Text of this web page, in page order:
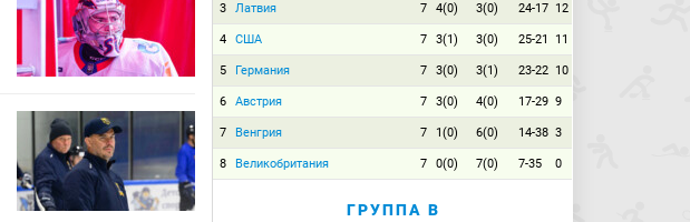
3 Латвия 7 4(0) 3(0) 24-17 12
4 США 7 3(1) 3(0) 25-21 11
5 Германия 7 3(0) 3(1) 23-22 10
6 Австрия 7 3(0) 4(0) 17-29 9
7 Венгрия 7 1(0) 6(0) 14-38 3
8 Великобритания 7 0(0) 7(0) 7-35 0
ГРУППА B